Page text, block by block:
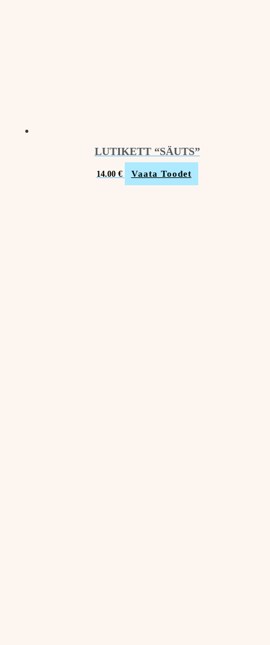
LUTIKETT “SÄUTS”
14.00 € Vaata Toodet